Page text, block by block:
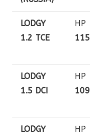
LODGY
1.2 TCE
HP
115
LODGY
1.5 DCI
HP
109
LODGY
HP